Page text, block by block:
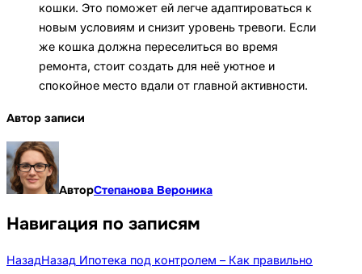
кошки. Это поможет ей легче адаптироваться к
новым условиям и снизит уровень тревоги. Если
же кошка должна переселиться во время
ремонта, стоит создать для неё уютное и
спокойное место вдали от главной активности.
Автор записи
АвторСтепанова Вероника
Навигация по записям
НазадНазад Ипотека под контролем – Как правильно